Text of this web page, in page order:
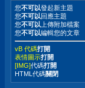
您不可以發起新主題
您不可以回應主題
您不可以 上傳附加檔案
您不可以編輯您的文章
vB 代碼打開
表情圖示打開
[IMG]代碼打開
HTML代碼關閉